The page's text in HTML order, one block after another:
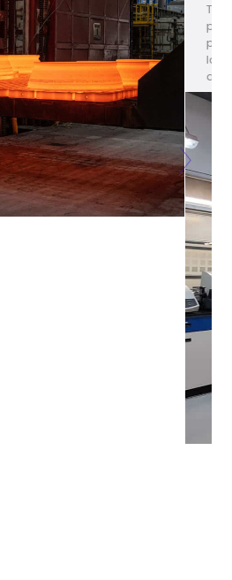
Next